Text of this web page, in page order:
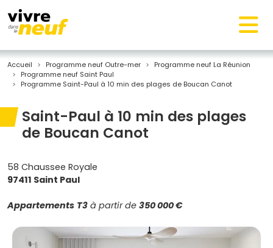
Accueil Programme neuf Outre-mer
Programme neuf La Réunion
Programme neuf Saint Paul
Programme Saint-Paul à 10 min des plages de Boucan Canot
Saint-Paul à 10 min des plages
de Boucan Canot
58 Chaussee Royale
97411 Saint Paul
Appartements T3 à partir de 350 000 €